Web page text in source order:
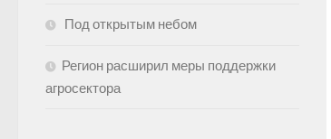
Под открытым небом
Регион расширил меры поддержки
агросектора